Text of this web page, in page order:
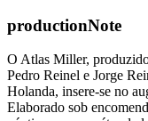
productionNote
O Atlas Miller,
Pedro Reinel e Jorge
Holanda, insere-se no
Elaborado sob